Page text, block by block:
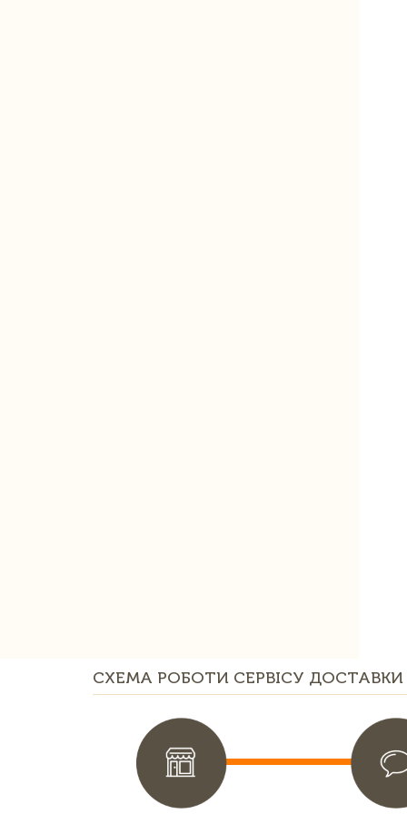
СХЕМА РОБОТИ СЕРВІСУ ДОСТАВКИ